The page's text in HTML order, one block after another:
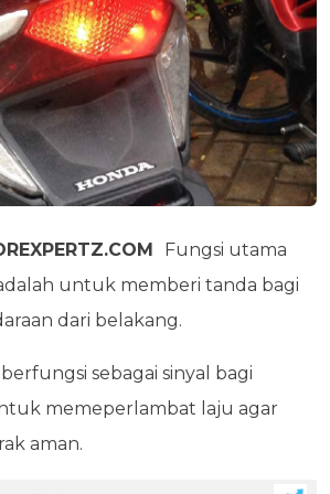
Fungsi utama
untuk memberi tanda bagi
dari belakang.
sebagai sinyal bagi
memeperlambat laju agar
aman.